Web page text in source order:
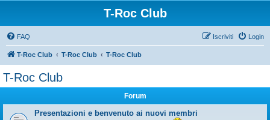
T-Roc Club
FAQ Login
Iscriviti
T-Roc Club T-Roc Club T-Roc Club
T-Roc Club
Forum
Presentazioni e benvenuto ai nuovi membri